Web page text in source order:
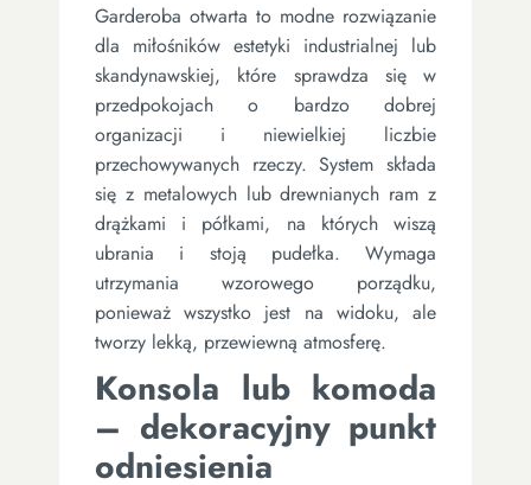
Garderoba otwarta to modne rozwiązanie
dla miłośników estetyki industrialnej lub
skandynawskiej, które sprawdza się w
przedpokojach o bardzo dobrej
organizacji i niewielkiej liczbie
przechowywanych rzeczy. System składa
się z metalowych lub drewnianych ram z
drążkami i półkami, na których wiszą
ubrania i stoją pudełka. Wymaga
utrzymania wzorowego porządku,
ponieważ wszystko jest na widoku, ale
tworzy lekką, przewiewną atmosferę.
Konsola lub komoda
– dekoracyjny punkt
odniesienia